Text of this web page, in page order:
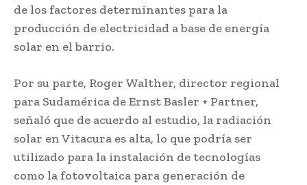
de los factores determinantes para la
producción de electricidad a base de energía
solar en el barrio.
Por su parte, Roger Walther, director regional
para Sudamérica de Ernst Basler + Partner,
señaló que de acuerdo al estudio, la radiación
solar en Vitacura es alta, lo que podría ser
utilizado para la instalación de tecnologías
como la fotovoltaica para generación de